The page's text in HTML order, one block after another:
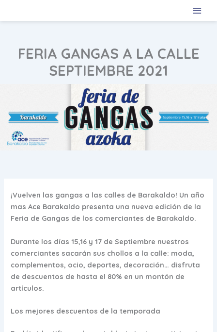
FERIA GANGAS A LA CALLE
SEPTIEMBRE 2021
¡Vuelven las gangas a las calles de Barakaldo! Un año
mas Ace Barakaldo presenta una nueva edición de la
Feria de Gangas de los comerciantes de Barakaldo.
Durante los días 15,16 y 17 de Septiembre nuestros
comerciantes sacarán sus chollos a la calle: moda,
complementos, ocio, deportes, decoración… disfruta
de descuentos de hasta el 80% en un montón de
artículos.
Los mejores descuentos de la temporada